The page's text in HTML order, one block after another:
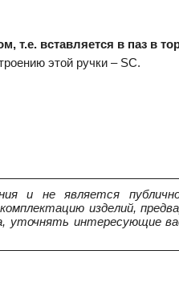
т.е. вставляется в паз в
этой ручки – SC.
и не является
изделий,
уточнять интересующие